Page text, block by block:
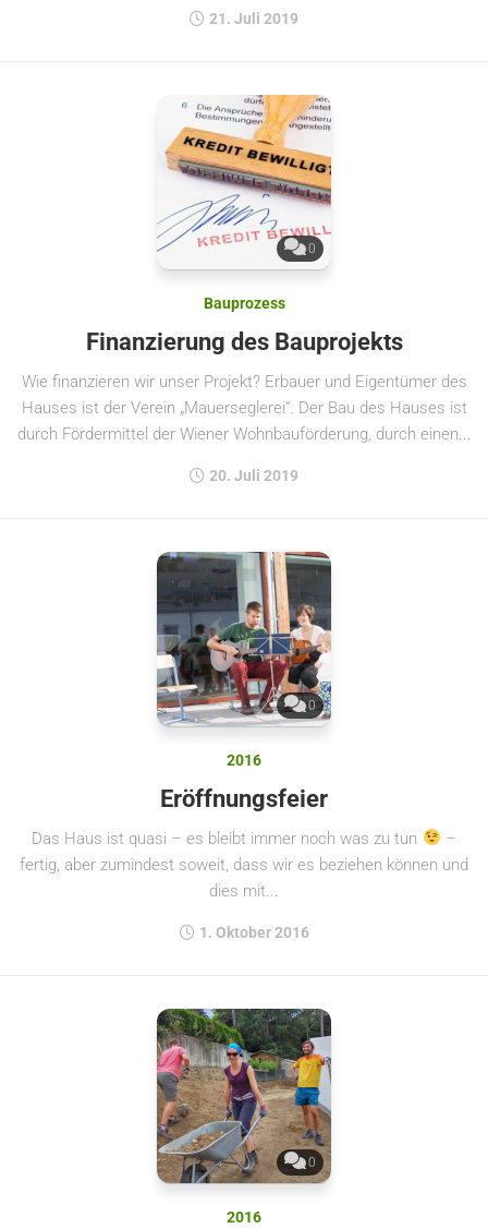
21. Juli 2019
0
Bauprozess
Finanzierung des Bauprojekts
Wie finanzieren wir unser Projekt? Erbauer und Eigentümer des
Hauses ist der Verein „Mauerseglerei“. Der Bau des Hauses ist
durch Fördermittel der Wiener Wohnbauförderung, durch einen...
20. Juli 2019
0
2016
Eröffnungsfeier
Das Haus ist quasi – es bleibt immer noch was zu tun
–
fertig, aber zumindest soweit, dass wir es beziehen können und
dies mit...
1. Oktober 2016
0
2016